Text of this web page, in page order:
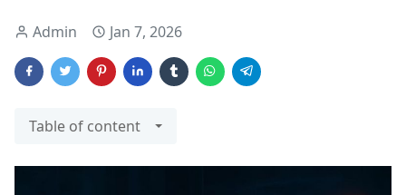
Admin Jan 7, 2026
Table of content